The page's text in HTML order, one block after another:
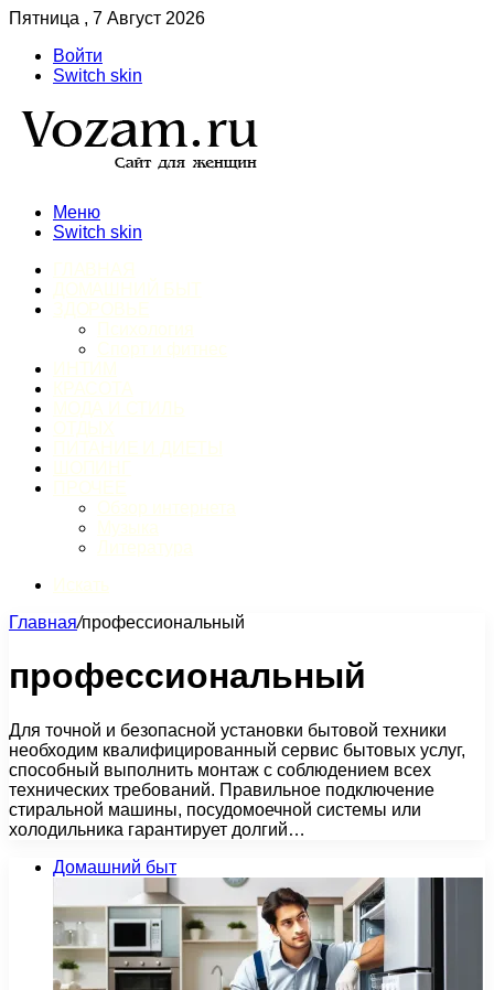
Пятница , 7 Август 2026
Войти
Switch skin
Меню
Switch skin
Главная/профессиональный
профессиональный
Для точной и безопасной установки бытовой техники
необходим квалифицированный сервис бытовых услуг,
способный выполнить монтаж с соблюдением всех
технических требований. Правильное подключение
стиральной машины, посудомоечной системы или
холодильника гарантирует долгий…
Домашний быт